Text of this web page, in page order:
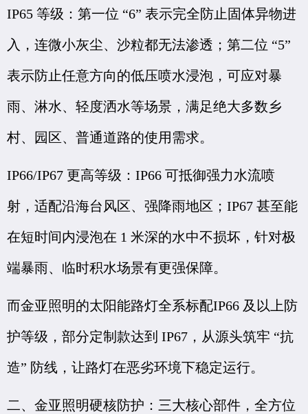
IP65 等级：第一位 “6” 表示完全防止固体异物进
入，连微小灰尘、沙粒都无法渗透；第二位 “5”
表示防止任意方向的低压喷水浸泡，可应对暴
雨、淋水、轻度洒水等场景，满足绝大多数乡
村、园区、普通道路的使用需求。
IP66/IP67 更高等级：IP66 可抵御强力水流喷
射，适配沿海台风区、强降雨地区；IP67 甚至能
在短时间内浸泡在 1 米深的水中不损坏，针对极
端暴雨、临时积水场景有更强保障。
而金亚照明的太阳能路灯全系标配IP66 及以上防
护等级，部分定制款达到 IP67，从源头筑牢 “抗
造” 防线，让路灯在恶劣环境下稳定运行。
二、金亚照明硬核防护：三大核心部件，全方位